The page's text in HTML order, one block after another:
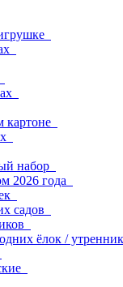
картоне
набор
2026 года
садов
ёлок /